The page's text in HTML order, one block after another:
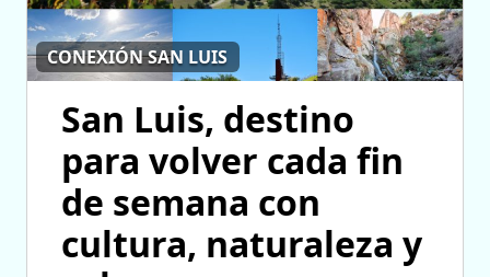
CONEXIÓN SAN LUIS
San Luis, destino
para volver cada fin
de semana con
cultura, naturaleza y